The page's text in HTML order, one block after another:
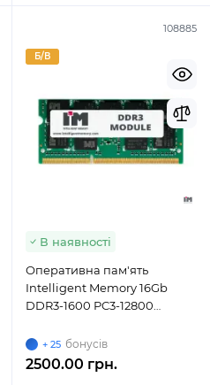
108885
Б/В
В наявності
Оперативна пам'ять
Intelligent Memory 16Gb
DDR3-1600 PC3-12800
SODIMM ECC Sm
+ 25 бонусів
2500.00 грн.